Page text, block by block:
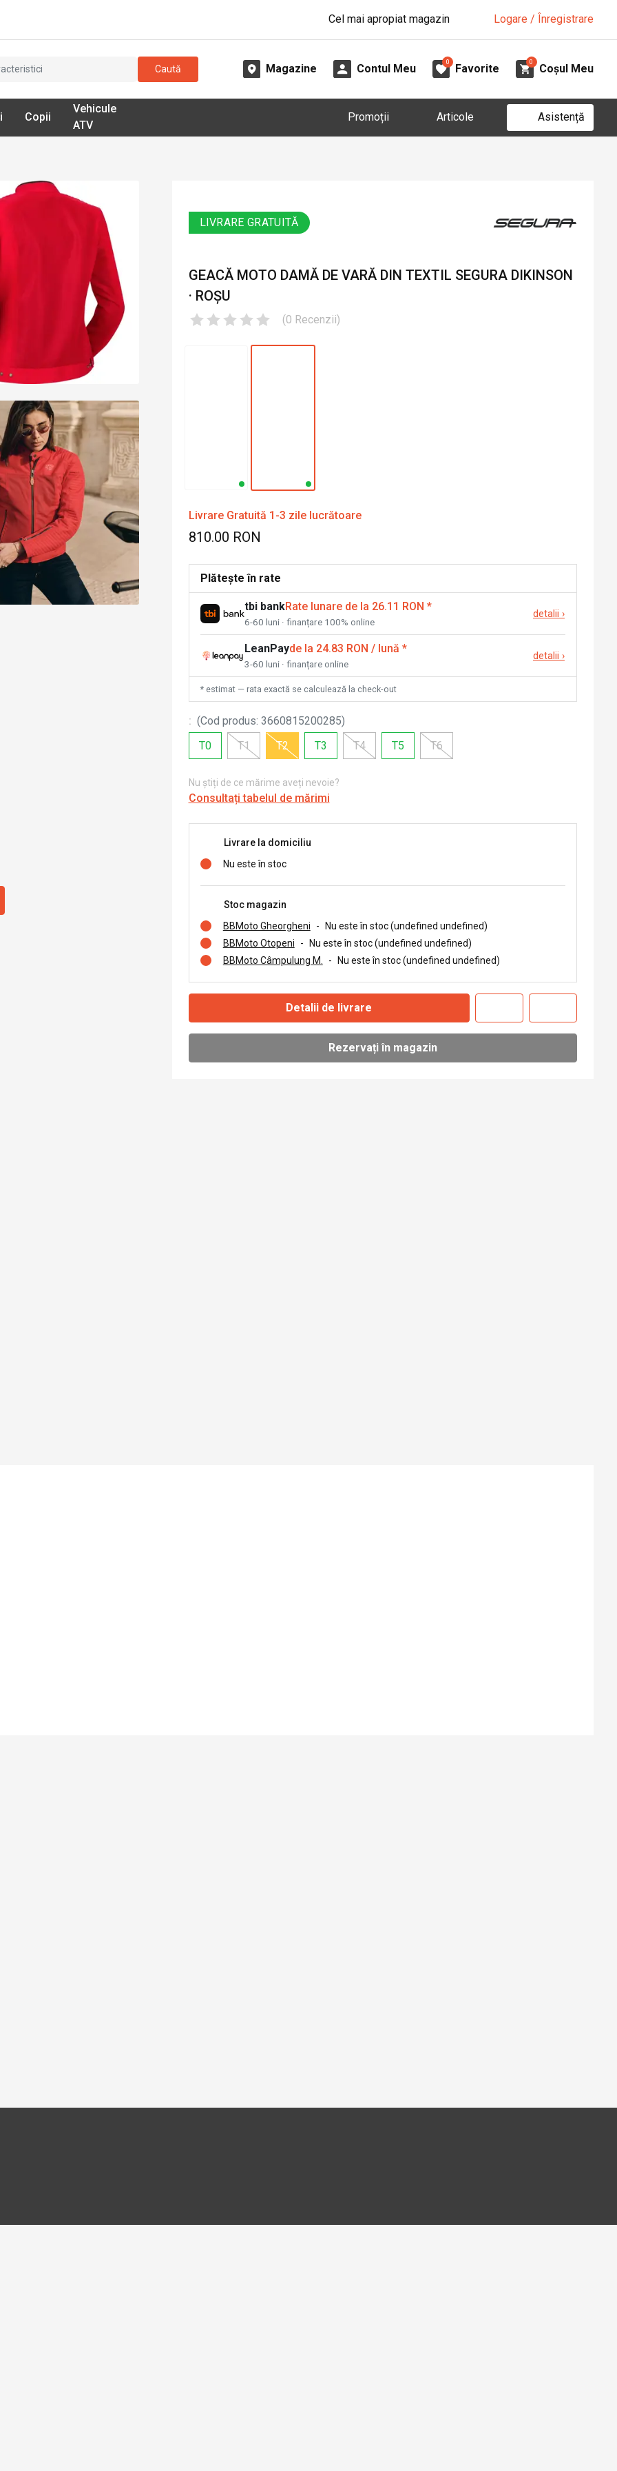
Cel mai apropiat magazin Logare / Înregistrare
Caută Magazine Contul Meu
0
Favorite
0
Coșul Meu
Copii
Vehicule
ATV
Promoții Articole Asistență
LIVRARE GRATUITĂ
GEACĂ MOTO DAMĂ DE VARĂ DIN TEXTIL SEGURA DIKINSON
· ROȘU
(0 Recenzii)
Livrare Gratuită 1-3 zile lucrătoare
810.00 RON
Plătește în rate
tbi bankRate lunare de la 26.11 RON *
6-60 luni · finanțare 100% online
detalii ›
LeanPayde la 24.83 RON / lună *
3-60 luni · finanțare online
detalii ›
* estimat — rata exactă se calculează la check-out
: (Cod produs: 3660815200285)
T0
T1 T2 T3 T4 T5 T6
Nu știți de ce mărime aveți nevoie?
Consultați tabelul de mărimi
Livrare la domiciliu
Nu este în stoc
Stoc magazin
BBMoto Gheorgheni
-
Nu este în stoc (undefined undefined)
BBMoto Otopeni
-
Nu este în stoc (undefined undefined)
BBMoto Câmpulung M.
- Nu este în stoc (undefined undefined)
Detalii de livrare
Rezervați în magazin